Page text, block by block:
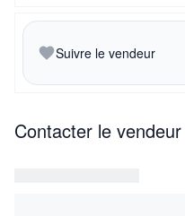
Suivre le vendeur
Contacter le vendeur